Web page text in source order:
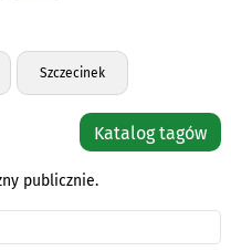
Szczecinek
Katalog tagów
publicznie.